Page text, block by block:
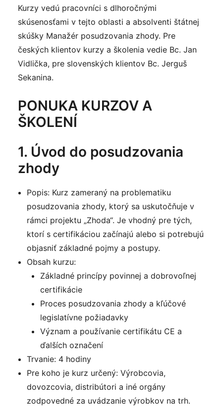
Kurzy vedú pracovníci s dlhoročnými
skúsenosťami v tejto oblasti a absolventi štátnej
skúšky Manažér posudzovania zhody. Pre
českých klientov kurzy a školenia vedie Bc. Jan
Vidlička, pre slovenských klientov Bc. Jerguš
Sekanina.
PONUKA KURZOV A
ŠKOLENÍ
1. Úvod do posudzovania
zhody
Popis: Kurz zameraný na problematiku
posudzovania zhody, ktorý sa uskutočňuje v
rámci projektu „Zhoda“. Je vhodný pre tých,
ktorí s certifikáciou začínajú alebo si potrebujú
objasniť základné pojmy a postupy.
Obsah kurzu:
Základné princípy povinnej a dobrovoľnej
certifikácie
Proces posudzovania zhody a kľúčové
legislatívne požiadavky
Význam a používanie certifikátu CE a
ďalších označení
Trvanie: 4 hodiny
Pre koho je kurz určený: Výrobcovia,
dovozcovia, distribútori a iné orgány
zodpovedné za uvádzanie výrobkov na trh.